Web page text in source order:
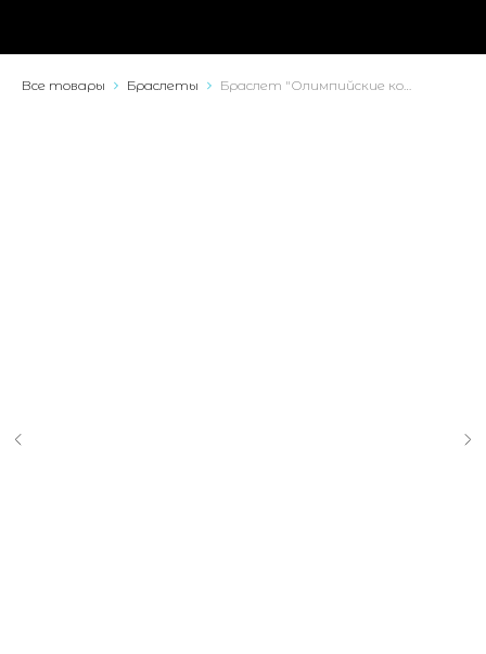
Все товары Браслеты Браслет "Олимпийские кольца"